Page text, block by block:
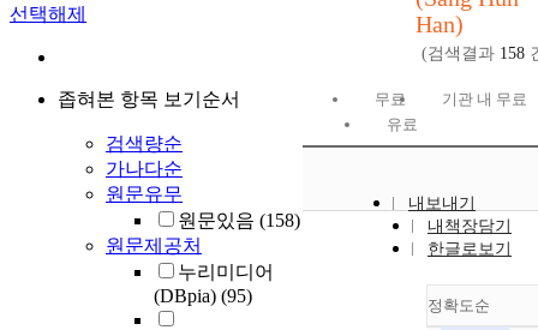
선택해제
좁혀본 항목 보기순서
검색량순
가나다순
원문유무
원문있음 (158)
원문제공처
누리미디어
(DBpia) (95)
Han)
(검색결과 158
무료
기관 내 무료
유료
내보내기
내책장담기
한글로보기
정확도순